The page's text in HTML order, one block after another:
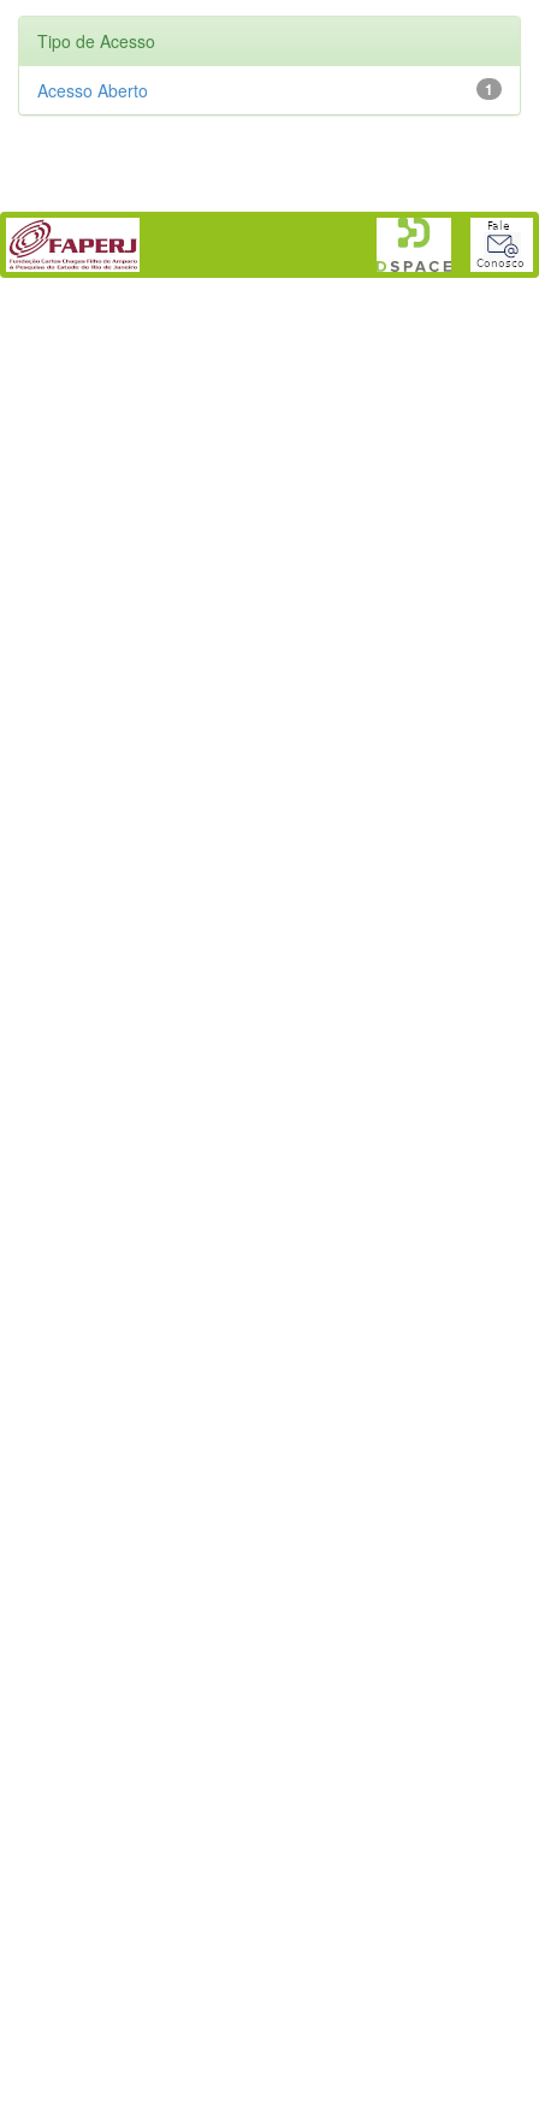
Tipo de Acesso
1
Acesso Aberto